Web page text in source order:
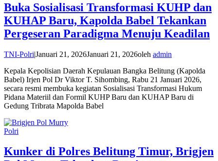
Buka Sosialisasi Transformasi KUHP dan
KUHAP Baru, Kapolda Babel Tekankan
Pergeseran Paradigma Menuju Keadilan
TNI-Polri|Januari 21, 2026Januari 21, 2026oleh admin
Kepala Kepolisian Daerah Kepulauan Bangka Belitung (Kapolda
Babel) Irjen Pol Dr Viktor T. Sihombing, Rabu 21 Januari 2026,
secara resmi membuka kegiatan Sosialisasi Transformasi Hukum
Pidana Materiil dan Formil KUHP Baru dan KUHAP Baru di
Gedung Tribrata Mapolda Babel
Polri
Kunker di Polres Belitung Timur, Brigjen